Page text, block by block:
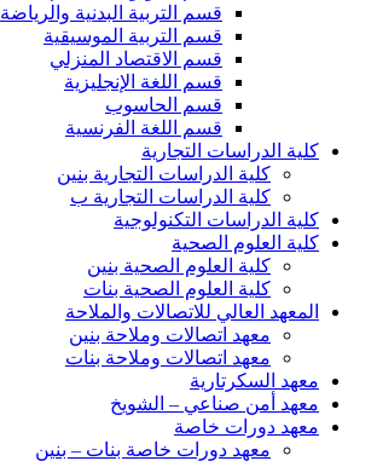
قسم التربية البدنية والرياضة
قسم التربية الموسيقية
قسم الاقتصاد المنزلي
قسم اللغة الإنجليزية
قسم الحاسوب
قسم اللغة الفرنسية
كلية الدراسات التجارية
كلية الدراسات التجارية بنين
كلية الدراسات التجارية ب
كلية الدراسات التكنولوجية
كلية العلوم الصحية
كلية العلوم الصحية بنين
كلية العلوم الصحية بنات
المعهد العالي للاتصالات والملاحة
معهد اتصالات وملاحة بنين
معهد اتصالات وملاحة بنات
معهد السكرتارية
معهد أمن صناعي – الشويخ
معهد دورات خاصة
معهد دورات خاصة بنات – بنين